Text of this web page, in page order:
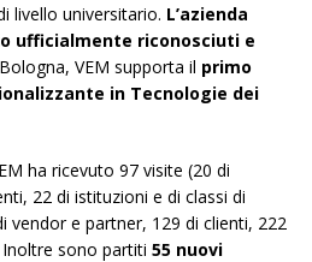
livello universitario. L’azienda
ufficialmente riconosciuti e
VEM supporta il primo
in Tecnologie dei
ha ricevuto 97 visite (20 di
22 di istituzioni e di classi di
vendor e partner, 129 di clienti, 222
sono partiti 55 nuovi